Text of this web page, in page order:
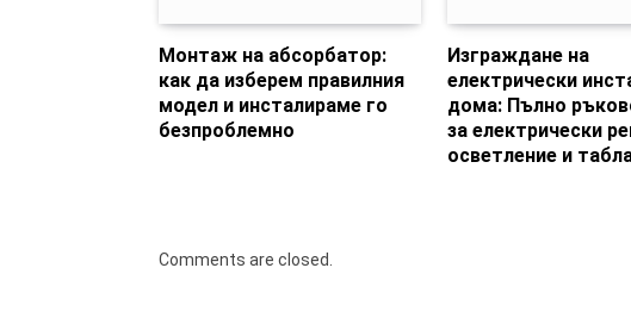
Монтаж на абсорбатор:
как да изберем правилния
модел и инсталираме го
безпроблемно
Изграждане на
електрически
дома: Пълно
за електрически
осветление и
Comments are closed.